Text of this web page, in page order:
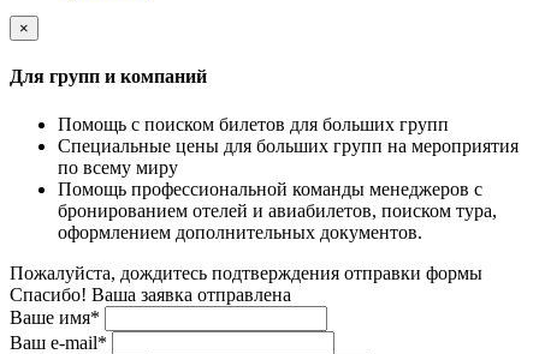
×
Для групп и компаний
Помощь с поиском билетов для больших групп
Специальные цены для больших групп на мероприятия
по всему миру
Помощь профессиональной команды менеджеров с
бронированием отелей и авиабилетов, поиском тура,
оформлением дополнительных документов.
Пожалуйста, дождитесь подтверждения отправки формы
Спасибо! Ваша заявка отправлена
Ваше имя*
Ваш e-mail*